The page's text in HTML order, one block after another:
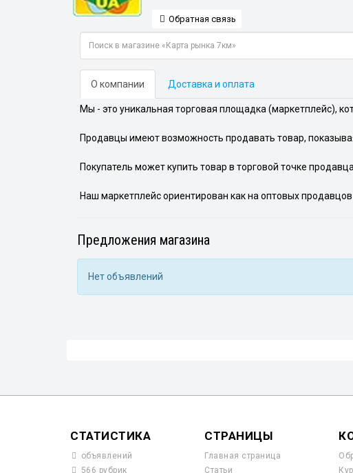
Обратная связь
О компании Доставка и оплата
Мы - это уникальная торговая площадка (маркетплейс),
Продавцы имеют возможность продавать товар,
Покупатель может купить товар в торговой точке
Наш маркетплейс ориентирован как на оптовых продавцов
Предложения магазина
Нет объявлений
СТАТИСТИКА
объявлений
566 рубрик
СТРАНИЦЫ
Главная страница
Статьи